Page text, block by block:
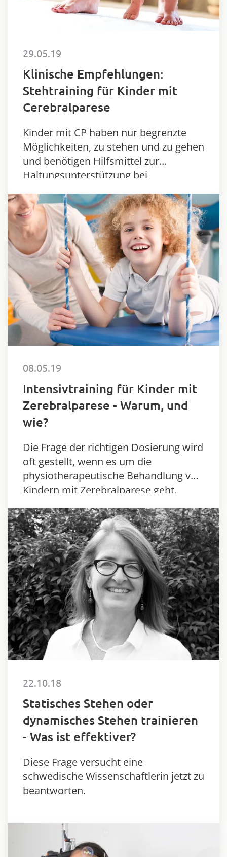
29.05.19
Klinische Empfehlungen:
Stehtraining für Kinder mit
Cerebralparese
Kinder mit CP haben nur begrenzte
Möglichkeiten, zu stehen und zu gehen
und benötigen Hilfsmittel zur
Haltungsunterstützung bei
Funktionen.
08.05.19
Intensivtraining für Kinder mit
Zerebralparese - Warum, und
wie?
Die Frage der richtigen Dosierung wird
oft gestellt, wenn es um die
physiotherapeutische Behandlung von
Kindern mit Zerebralparese geht.
22.10.18
Statisches Stehen oder
dynamisches Stehen trainieren
- Was ist effektiver?
Diese Frage versucht eine
schwedische Wissenschaftlerin jetzt zu
beantworten.